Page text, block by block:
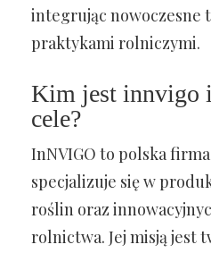
integrując nowoczesne
praktykami rolniczymi.
Kim jest innvigo
cele?
InNVIGO to polska
specjalizuje się w
roślin oraz
rolnictwa. Jej misją jest